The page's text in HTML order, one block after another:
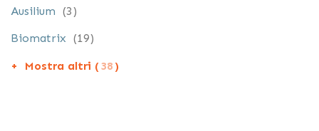
Ausilium 3
elementi
Biomatrix 19
elementi
Mostra altri (38 )